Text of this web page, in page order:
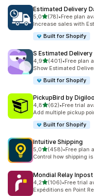
Estimated Delivery
5,0stelle su 5
(78)
78 recensioni totali
•Free plan
Increase sales with
Built for Shopify
S Estimated Delivery
4,9stelle su 5
(401)
401 recensioni totali
•Free plan
Show Estimated
Built for Shopify
PickupBird by
4,8stelle su 5
(62)
62 recensioni totali
•Free trial
Add multiple pickup
Built for Shopify
Intuitive Shipping
5,0stelle su 5
(458)
458 recensioni totali
•Free plan
Control how shipping
Mondial Relay
4,2stelle su 5
(106)
106 recensioni totali
•Free trial
Expéditions en Point